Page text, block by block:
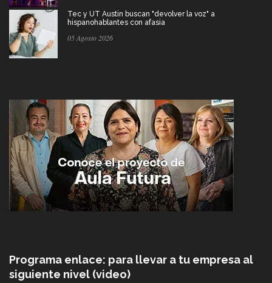
Tec y UT Austin buscan "devolver la voz" a
hispanohablantes con afasia
05 Agosto 2026
Programa enlace: para llevar a tu empresa al
siguiente nivel (video)